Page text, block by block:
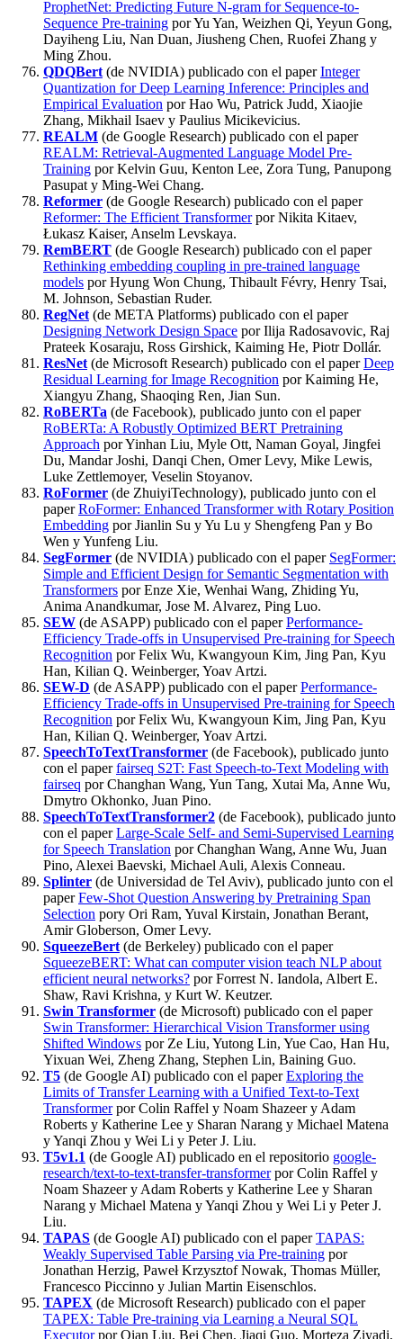
ProphetNet: Predicting Future N-gram for Sequence-to-
Sequence Pre-training por Yu Yan, Weizhen Qi, Yeyun Gong,
Dayiheng Liu, Nan Duan, Jiusheng Chen, Ruofei Zhang y
Ming Zhou.
QDQBert (de NVIDIA) publicado con el paperInteger
Quantization for Deep Learning Inference: Principles and
Empirical Evaluation por Hao Wu, Patrick Judd, Xiaojie
Zhang, Mikhail Isaev y Paulius Micikevicius.
REALM (de Google Research) publicado con el paper
REALM: Retrieval-Augmented Language Model Pre-
Training por Kelvin Guu, Kenton Lee, Zora Tung, Panupong
Pasupat y Ming-Wei Chang.
Reformer (de Google Research) publicado con el paper
Reformer: The Efficient Transformerpor Nikita Kitaev,
Łukasz Kaiser, Anselm Levskaya.
RemBERT (de Google Research) publicado con el paper
Rethinking embedding coupling in pre-trained language
models por Hyung Won Chung, Thibault Févry, Henry Tsai,
M. Johnson, Sebastian Ruder.
RegNet (de META Platforms) publicado con el paper
Designing Network Design Space por Ilija Radosavovic, Raj
Prateek Kosaraju, Ross Girshick, Kaiming He, Piotr Dollár.
ResNet (de Microsoft Research) publicado con el paperDeep
Residual Learning for Image Recognition por Kaiming He,
Xiangyu Zhang, Shaoqing Ren, Jian Sun.
RoBERTa (de Facebook), publicado junto con el paper
RoBERTa: A Robustly Optimized BERT Pretraining
Approach por Yinhan Liu, Myle Ott, Naman Goyal, Jingfei
Du, Mandar Joshi, Danqi Chen, Omer Levy, Mike Lewis,
Luke Zettlemoyer, Veselin Stoyanov.
RoFormer (de ZhuiyiTechnology), publicado junto con el
paperRoFormer: Enhanced Transformer with Rotary Position
Embedding por Jianlin Su y Yu Lu y Shengfeng Pan y Bo
Wen y Yunfeng Liu.
SegFormer (de NVIDIA) publicado con el paper SegFormer:
Simple and Efficient Design for Semantic Segmentation with
Transformers por Enze Xie, Wenhai Wang, Zhiding Yu,
Anima Anandkumar, Jose M. Alvarez, Ping Luo.
SEW (de ASAPP) publicado con el paperPerformance-
Efficiency Trade-offs in Unsupervised Pre-training for Speech
Recognition por Felix Wu, Kwangyoun Kim, Jing Pan, Kyu
Han, Kilian Q. Weinberger, Yoav Artzi.
SEW-D (de ASAPP) publicado con el paperPerformance-
Efficiency Trade-offs in Unsupervised Pre-training for Speech
Recognition por Felix Wu, Kwangyoun Kim, Jing Pan, Kyu
Han, Kilian Q. Weinberger, Yoav Artzi.
SpeechToTextTransformer (de Facebook), publicado junto
con el paperfairseq S2T: Fast Speech-to-Text Modeling with
fairseq por Changhan Wang, Yun Tang, Xutai Ma, Anne Wu,
Dmytro Okhonko, Juan Pino.
SpeechToTextTransformer2 (de Facebook), publicado junto
con el paperLarge-Scale Self- and Semi-Supervised Learning
for Speech Translation por Changhan Wang, Anne Wu, Juan
Pino, Alexei Baevski, Michael Auli, Alexis Conneau.
Splinter (de Universidad de Tel Aviv), publicado junto con el
paperFew-Shot Question Answering by Pretraining Span
Selection pory Ori Ram, Yuval Kirstain, Jonathan Berant,
Amir Globerson, Omer Levy.
SqueezeBert (de Berkeley) publicado con el paper
SqueezeBERT: What can computer vision teach NLP about
efficient neural networks? por Forrest N. Iandola, Albert E.
Shaw, Ravi Krishna, y Kurt W. Keutzer.
Swin Transformer (de Microsoft) publicado con el paper
Swin Transformer: Hierarchical Vision Transformer using
Shifted Windows por Ze Liu, Yutong Lin, Yue Cao, Han Hu,
Yixuan Wei, Zheng Zhang, Stephen Lin, Baining Guo.
T5 (de Google AI) publicado con el paperExploring the
Limits of Transfer Learning with a Unified Text-to-Text
Transformerpor Colin Raffel y Noam Shazeer y Adam
Roberts y Katherine Lee y Sharan Narang y Michael Matena
y Yanqi Zhou y Wei Li y Peter J. Liu.
T5v1.1 (de Google AI) publicado en el repositorio google-
research/text-to-text-transfer-transformerpor Colin Raffel y
Noam Shazeer y Adam Roberts y Katherine Lee y Sharan
Narang y Michael Matena y Yanqi Zhou y Wei Li y Peter J.
Liu.
TAPAS (de Google AI) publicado con el paperTAPAS:
Weakly Supervised Table Parsing via Pre-training por
Jonathan Herzig, Paweł Krzysztof Nowak, Thomas Müller,
Francesco Piccinno y Julian Martin Eisenschlos.
TAPEX (de Microsoft Research) publicado con el paper
TAPEX: Table Pre-training via Learning a Neural SQL
Executorpor Qian Liu, Bei Chen, Jiaqi Guo, Morteza Ziyadi,